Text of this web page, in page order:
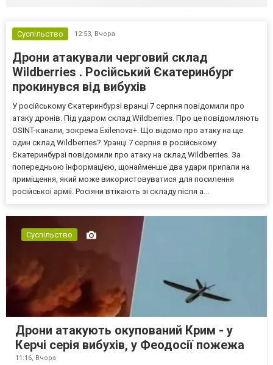
Суспільство 12:53, Вчора
Дрони атакували черговий склад
Wildberries . Російський Єкатеринбург
прокинувся від вибухів
У російському Єкатеринбурзі вранці 7 серпня повідомили про
атаку дронів. Під ударом склад Wildberries. Про це повідомляють
OSINT-канали, зокрема Exilenova+. Що відомо про атаку на ще
один склад Wildberries? Уранці 7 серпня в російському
Єкатеринбурзі повідомили про атаку на склад Wildberries. За
попередньою інформацією, щонайменше два удари припали на
приміщення, який може використовуватися для посилення
російської армії. Росіяни втікають зі складу після а...
Суспільство
Дрони атакують окупований Крим - у
Керчі серія вибухів, у Феодосії пожежа
11:16, Вчора